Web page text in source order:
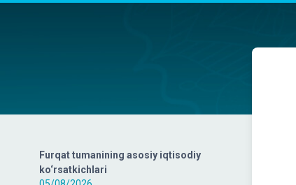
Furqat tumanining asosiy iqtisodiy
ko‘rsatkichlari